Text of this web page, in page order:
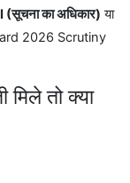
(सूचना का अधिकार) या
2026 Scrutiny
मिले तो क्या